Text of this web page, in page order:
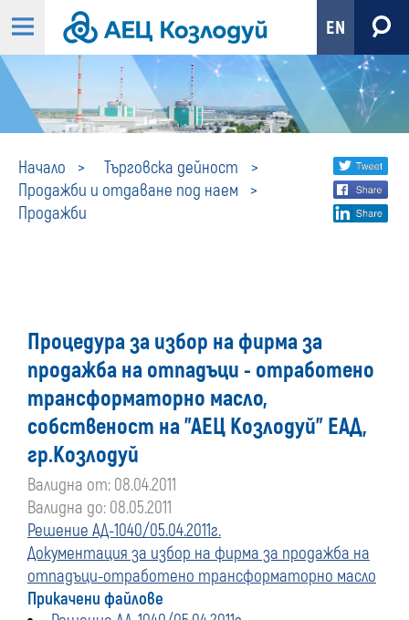
EN
Начало
Търговска дейност
Продажби и отдаване под наем
Продажби
ПродажбиShare
social
Процедура за избор на фирма за
продажба на отпадъци - отработено
трансформаторно масло,
собственост на "АЕЦ Козлодуй" ЕАД,
гр.Козлодуй
Валидна от: 08.04.2011
Валидна до: 08.05.2011
Решение АД-1040/05.04.2011г.
Документация за избор на фирма за продажба на
отпадъци-отработено трансформаторно масло
Прикачени файлове